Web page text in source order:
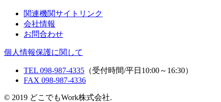
関連機関サイトリンク
会社情報
お問合わせ
個人情報保護に関して
TEL 098-987-4335 （受付時間/平日10:00～16:30）
FAX 098-987-4336
© 2019 どこでもWork株式会社.